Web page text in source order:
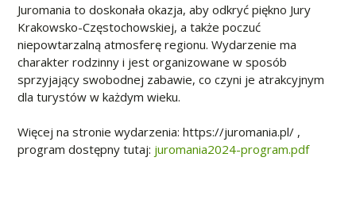
Juromania to doskonała okazja, aby odkryć piękno Jury
Krakowsko-Częstochowskiej, a także poczuć
niepowtarzalną atmosferę regionu. Wydarzenie ma
charakter rodzinny i jest organizowane w sposób
sprzyjający swobodnej zabawie, co czyni je atrakcyjnym
dla turystów w każdym wieku.
Więcej na stronie wydarzenia: https://juromania.pl/ ,
program dostępny tutaj: juromania2024-program.pdf